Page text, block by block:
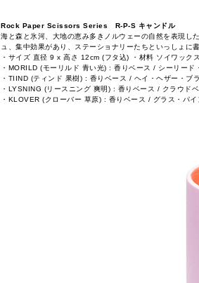
Rock Paper Scissors Series R-P-S キャンドル
海と森と氷河、大地の恵み多きノルウェーの自然を表現し
ュ、集中効果があり、ステーショナリーたちといっしょに
・サイズ 直径 9 x 高さ 12cm (フタ込) ・材料 ソイワック
・MORILD (モーリルド 青い光) : 香りベース / シーリード
・TIIND (ティンド 果樹) : 香りベース / ヘイ・ヘザー・ブ
・LYSNING (リースニング 爽明) : 香りベース / クラウド
・KLOVER (クローバー 草原) : 香りベース / グラス・パイ